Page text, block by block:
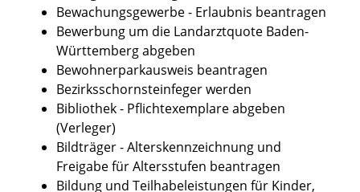
Bewachungsgewerbe - Erlaubnis beantragen
Bewerbung um die Landarztquote Baden-
Württemberg abgeben
Bewohnerparkausweis beantragen
Bezirksschornsteinfeger werden
Bibliothek - Pflichtexemplare abgeben
(Verleger)
Bildträger - Alterskennzeichnung und
Freigabe für Altersstufen beantragen
Bildung und Teilhabeleistungen für Kinder,